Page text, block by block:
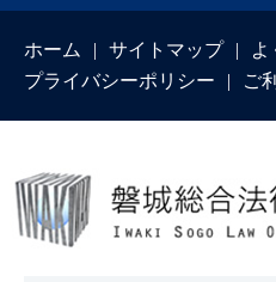
ホーム サイトマップ
よ
プライバシーポリシー
ご